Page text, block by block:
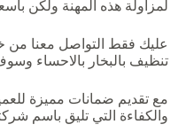
لمزاولة هذه المهنة ولكن
عليك فقط التواصل معنا من
تنظيف بالبخار بالاحساء
مع تقديم ضمانات مميزة
والكفاءة التي تليق باسم